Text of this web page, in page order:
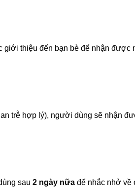
thiệu đến bạn bè để nhận
trễ hợp lý), người dùng sẽ nhận
sau 2 ngày nữa để nhắc nhở về